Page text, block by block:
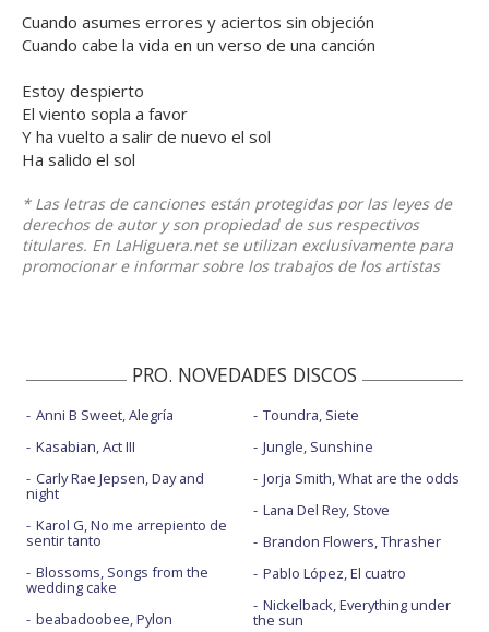
Cuando asumes errores y aciertos sin objeción
Cuando cabe la vida en un verso de una canción
Estoy despierto
El viento sopla a favor
Y ha vuelto a salir de nuevo el sol
Ha salido el sol
* Las letras de canciones están protegidas por las leyes de
derechos de autor y son propiedad de sus respectivos
titulares. En LaHiguera.net se utilizan exclusivamente para
promocionar e informar sobre los trabajos de los artistas
PRO. NOVEDADES DISCOS
Anni B Sweet, Alegría
Kasabian, Act III
Carly Rae Jepsen, Day and
night
Karol G, No me arrepiento de
sentir tanto
Blossoms, Songs from the
wedding cake
beabadoobee, Pylon
Toundra, Siete
Jungle, Sunshine
Jorja Smith, What are the odds
Lana Del Rey, Stove
Brandon Flowers, Thrasher
Pablo López, El cuatro
Nickelback, Everything under
the sun